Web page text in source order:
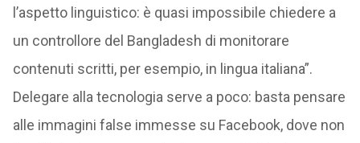
l’aspetto linguistico: è quasi impossibile chiedere a
un controllore del Bangladesh di monitorare
contenuti scritti, per esempio, in lingua italiana”.
Delegare alla tecnologia serve a poco: basta pensare
alle immagini false immesse su Facebook, dove non